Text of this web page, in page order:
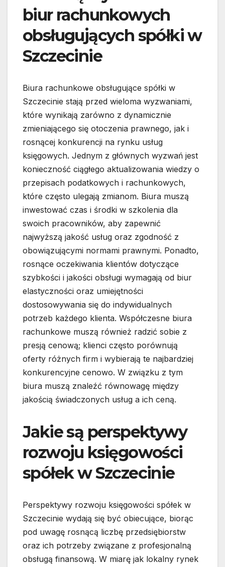
biur rachunkowych
obsługujących spółki w
Szczecinie
Biura rachunkowe obsługujące spółki w
Szczecinie stają przed wieloma wyzwaniami,
które wynikają zarówno z dynamicznie
zmieniającego się otoczenia prawnego, jak i
rosnącej konkurencji na rynku usług
księgowych. Jednym z głównych wyzwań jest
konieczność ciągłego aktualizowania wiedzy o
przepisach podatkowych i rachunkowych,
które często ulegają zmianom. Biura muszą
inwestować czas i środki w szkolenia dla
swoich pracowników, aby zapewnić
najwyższą jakość usług oraz zgodność z
obowiązującymi normami prawnymi. Ponadto,
rosnące oczekiwania klientów dotyczące
szybkości i jakości obsługi wymagają od biur
elastyczności oraz umiejętności
dostosowywania się do indywidualnych
potrzeb każdego klienta. Współczesne biura
rachunkowe muszą również radzić sobie z
presją cenową; klienci często porównują
oferty różnych firm i wybierają te najbardziej
konkurencyjne cenowo. W związku z tym
biura muszą znaleźć równowagę między
jakością świadczonych usług a ich ceną.
Jakie są perspektywy
rozwoju księgowości
spółek w Szczecinie
Perspektywy rozwoju księgowości spółek w
Szczecinie wydają się być obiecujące, biorąc
pod uwagę rosnącą liczbę przedsiębiorstw
oraz ich potrzeby związane z profesjonalną
obsługą finansową. W miarę jak lokalny rynek